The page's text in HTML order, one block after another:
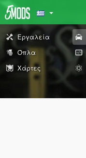
Εργαλεία
Όπλα
Χάρτες